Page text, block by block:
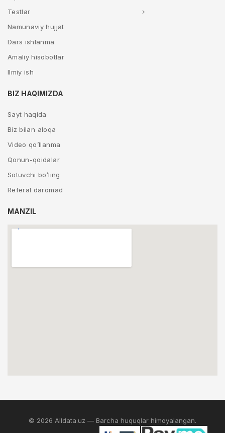
Testlar
Namunaviy hujjat
Dars ishlanma
Amaliy hisobotlar
Ilmiy ish
BIZ HAQIMIZDA
Sayt haqida
Biz bilan aloqa
Video qo’llanma
Qonun-qoidalar
Sotuvchi bo’ling
Referal daromad
MANZIL
© 2026 Alldata.uz — Barcha huquqlar himoyalangan.